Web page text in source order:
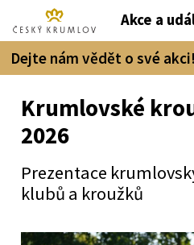
Akce a
Dejte nám vědět o své akci!
Krumlovské
2026
Prezentace
klubů a kroužků